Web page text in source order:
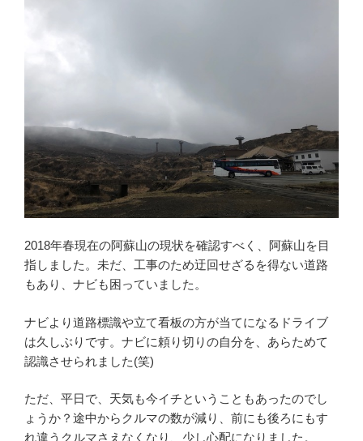
2018年春現在の阿蘇山の現状を確認すべく、阿蘇山を目
指しました。未だ、工事のため迂回せざるを得ない道路
もあり、ナビも困っていました。
ナビより道路標識や立て看板の方が当てになるドライブ
は久しぶりです。ナビに頼り切りの自分を、あらためて
認識させられました(笑)
ただ、平日で、天気も今イチということもあったのでし
ょうか？途中からクルマの数が減り、前にも後ろにもす
れ違うクルマさえなくなり、少し心配になりました。